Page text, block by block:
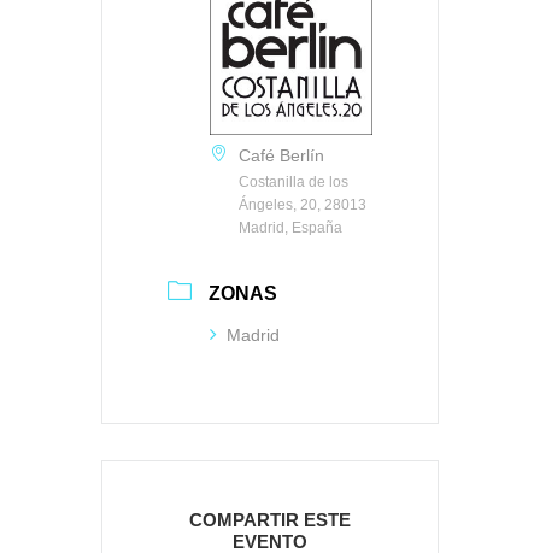
Café Berlín
Costanilla de los
Ángeles, 20, 28013
Madrid, España
ZONAS
Madrid
COMPARTIR ESTE
EVENTO